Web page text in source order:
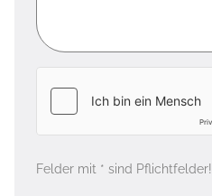
Felder mit * sind Pflichtfelder!